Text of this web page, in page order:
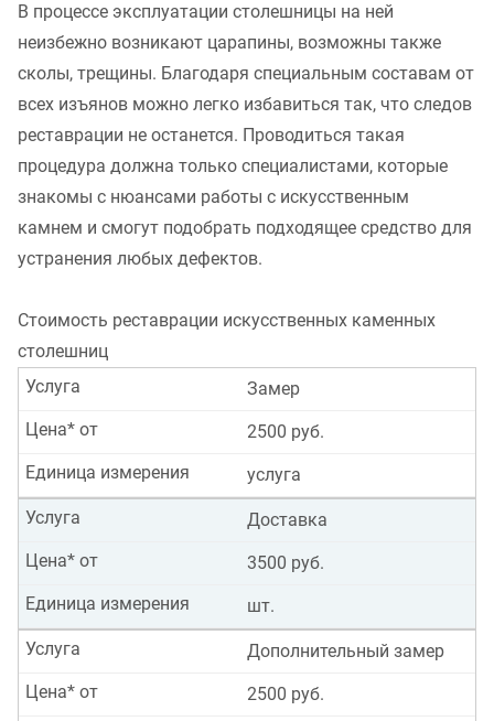
В процессе эксплуатации столешницы на ней
неизбежно возникают царапины, возможны также
сколы, трещины. Благодаря специальным составам от
всех изъянов можно легко избавиться так, что следов
реставрации не останется. Проводиться такая
процедура должна только специалистами, которые
знакомы с нюансами работы с искусственным
камнем и смогут подобрать подходящее средство для
устранения любых дефектов.
Стоимость реставрации искусственных каменных
столешниц
Замер
Услуга
2500 руб.
Цена* от
услуга
Единица измерения
Доставка
Услуга
3500 руб.
Цена* от
шт.
Единица измерения
Дополнительный замер
Услуга
2500 руб.
Цена* от